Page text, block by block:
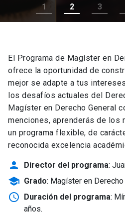
1 2 3
El Programa de Magíster en
ofrece la oportunidad de
mejor se adapte a tus
los desafíos actuales del
Magíster en Derecho General
menciones, aprenderás de los
un programa flexible, de
reconocida excelencia
person Director del programa:
school Grado: Magíster en Derecho
schedule Duración del programa:
años.